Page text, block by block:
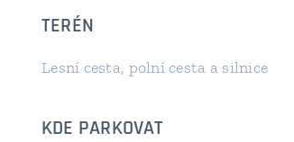
TERÉN
Lesní cesta, polní cesta a silnice
KDE PARKOVAT